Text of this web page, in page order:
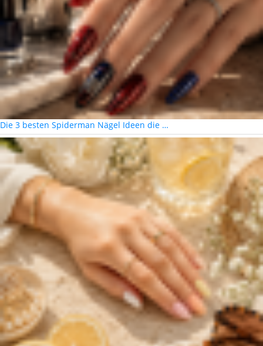
Die 3 besten Spiderman Nägel Ideen die …